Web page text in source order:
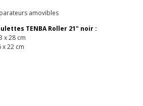
amovibles
TENBA Roller 21" noir :
x 28 cm
x 22 cm